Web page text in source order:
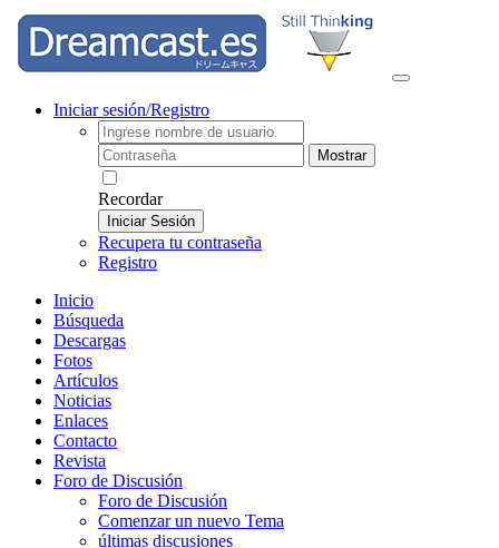
Iniciar sesión/Registro
Mostrar
Recordar
Iniciar Sesión
Recupera tu contraseña
Registro
Inicio
Búsqueda
Descargas
Fotos
Artículos
Noticias
Enlaces
Contacto
Revista
Foro de Discusión
Foro de Discusión
Comenzar un nuevo Tema
últimas discusiones